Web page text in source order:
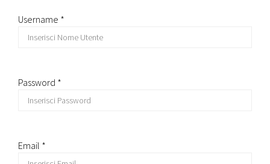
Username *
Password *
Email *